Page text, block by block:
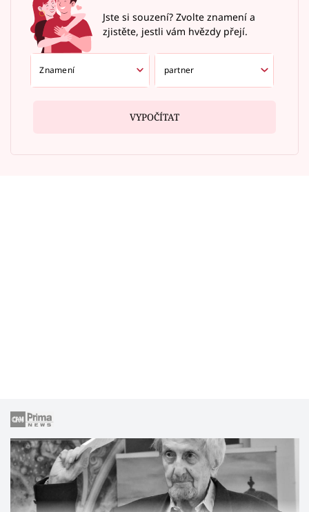
Jste si souzení? Zvolte znamení a
zjistěte, jestli vám hvězdy přejí.
VYPOČÍTAT